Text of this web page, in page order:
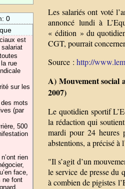
0
est
salariat
rue
sur les
mots
(par
500
rien
face,
ne font
Les salariés ont voté
annoncé lundi à
« édition » du
CGT, pourrait
Source : http://
A) Mouvement social
2007)
Le quotidien sportif
la rédaction qui
mardi pour 24 heures
abstentions, a précisé à
"Il s’agit d’un
le service de presse du
à combien de pigistes